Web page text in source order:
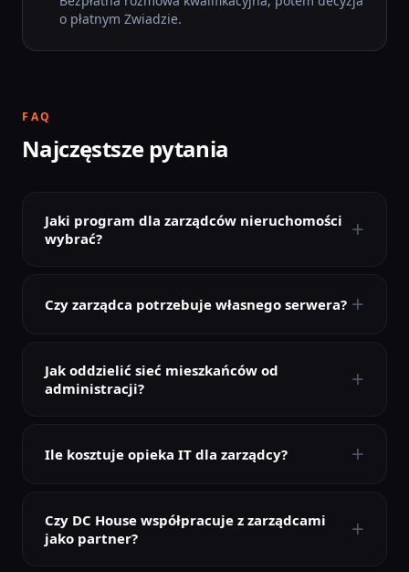
o płatnym Zwiadzie.
FAQ
Najczęstsze pytania
Jaki program dla zarządców nieruchomości
wybrać?
+
Czy zarządca potrzebuje własnego serwera? +
Jak oddzielić sieć mieszkańców od
administracji?
+
Ile kosztuje opieka IT dla zarządcy? +
Czy DC House współpracuje z zarządcami
jako partner?
+